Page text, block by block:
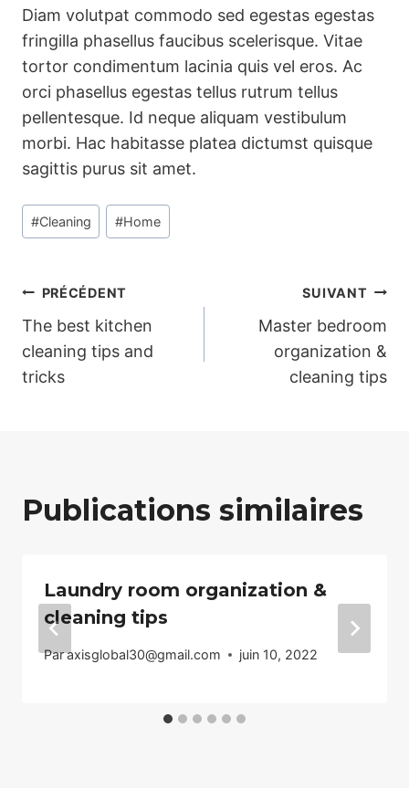
Diam volutpat commodo sed egestas egestas
fringilla phasellus faucibus scelerisque. Vitae
tortor condimentum lacinia quis vel eros. Ac
orci phasellus egestas tellus rutrum tellus
pellentesque. Id neque aliquam vestibulum
morbi. Hac habitasse platea dictumst quisque
sagittis purus sit amet.
Étiquettes
de
publication :
#Cleaning #Home
Navigation
de
l’article
PRÉCÉDENT
The best kitchen
cleaning tips and
tricks
SUIVANT
Master bedroom
organization &
cleaning tips
Publications similaires
Laundry room organization &
cleaning tips
Paraxisglobal30@gmail.com juin 10, 2022